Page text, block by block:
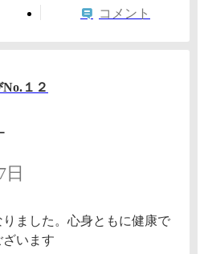
コメント
１２
日
ました。心身ともに健康で
います